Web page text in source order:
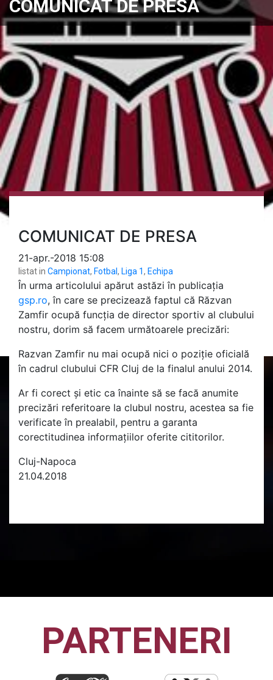
COMUNICAT DE PRESA
COMUNICAT DE PRESA
21-apr.-2018 15:08
listat in Campionat, Fotbal , Liga 1, Echipa
În urma articolului apărut astăzi în publicația
gsp.ro, în care se precizează faptul că Răzvan
Zamfir ocupă funcția de director sportiv al clubului
nostru, dorim să facem următoarele precizări:
Razvan Zamfir nu mai ocupă nici o poziție oficială
în cadrul clubului CFR Cluj de la finalul anului 2014.
Ar fi corect și etic ca înainte să se facă anumite
precizări referitoare la clubul nostru, acestea sa fie
verificate în prealabil, pentru a garanta
corectitudinea informațiilor oferite cititorilor.
Cluj-Napoca
21.04.2018
PARTENERI